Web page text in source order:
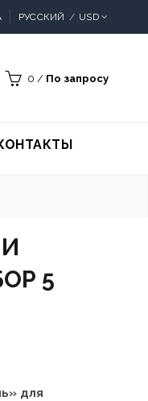
РУССКИЙ USD
0 / По запросу
5
для